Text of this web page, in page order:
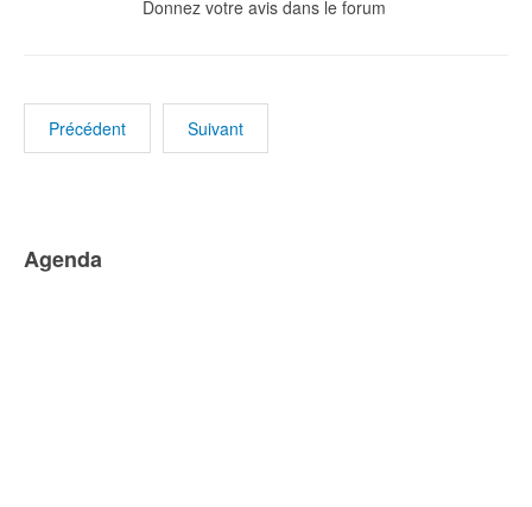
Donnez votre avis dans le forum
Précédent Suivant
Agenda